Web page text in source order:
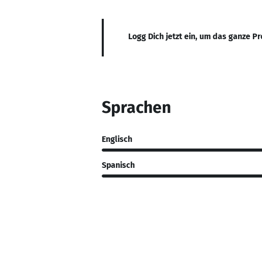
Logg Dich jetzt ein, um das ganze
Sprachen
Englisch
Spanisch